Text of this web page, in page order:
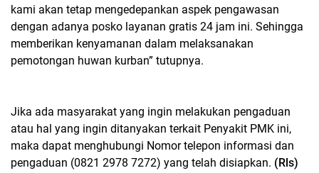
kami akan tetap mengedepankan aspek pengawasan
dengan adanya posko layanan gratis 24 jam ini. Sehingga
memberikan kenyamanan dalam melaksanakan
pemotongan huwan kurban” tutupnya.
Jika ada masyarakat yang ingin melakukan pengaduan
atau hal yang ingin ditanyakan terkait Penyakit PMK ini,
maka dapat menghubungi Nomor telepon informasi dan
pengaduan (0821 2978 7272) yang telah disiapkan. (Rls)